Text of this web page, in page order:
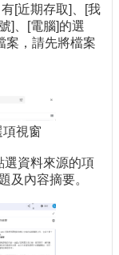
[近期存取]、[我
]、[電腦]的選
案，請先將檔案
項視窗
選資料來源的項
及內容摘要。